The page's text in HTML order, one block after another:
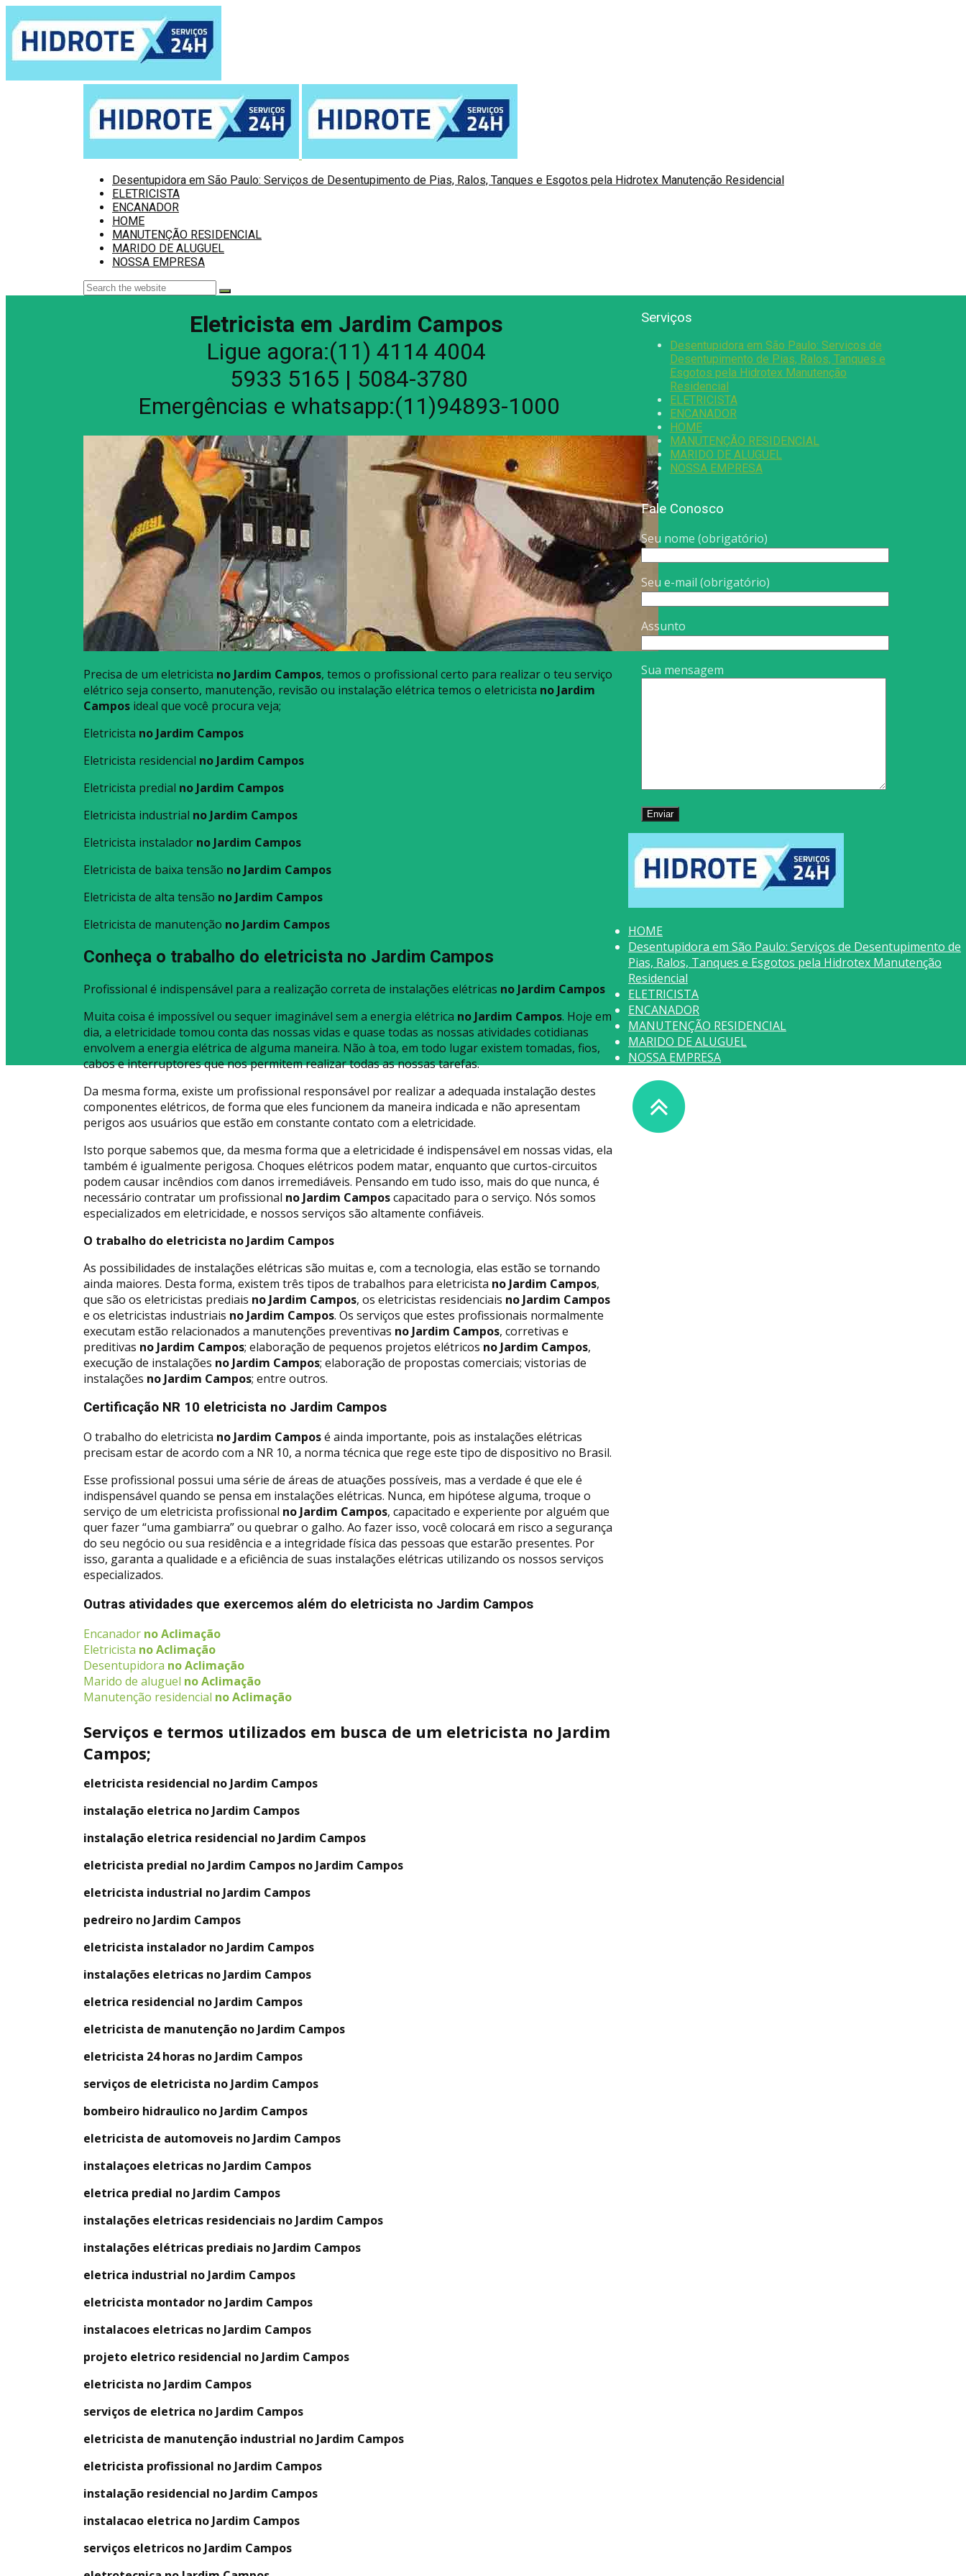
Desentupidora em São Paulo: Serviços de Desentupimento de Pias, Ralos, Tanques e Esgotos pela Hidrotex Manutenção Residencial
ELETRICISTA
ENCANADOR
HOME
MANUTENÇÃO RESIDENCIAL
MARIDO DE ALUGUEL
NOSSA EMPRESA
Eletricista em Jardim Campos
Ligue agora:(11) 4114 4004
5933 5165 | 5084-3780
Emergências e whatsapp:(11)94893-1000
Precisa de um eletricista no Jardim Campos, temos o profissional certo para realizar o teu serviço
elétrico seja conserto, manutenção, revisão ou instalação elétrica temos o eletricista no Jardim
Campos ideal que você procura veja;
Eletricista no Jardim Campos
Eletricista residencial no Jardim Campos
Eletricista predial no Jardim Campos
Eletricista industrial no Jardim Campos
Eletricista instalador no Jardim Campos
Eletricista de baixa tensão no Jardim Campos
Eletricista de alta tensão no Jardim Campos
Eletricista de manutenção no Jardim Campos
Conheça o trabalho do eletricista no Jardim Campos
Profissional é indispensável para a realização correta de instalações elétricas no Jardim Campos
Muita coisa é impossível ou sequer imaginável sem a energia elétrica no Jardim Campos. Hoje em
dia, a eletricidade tomou conta das nossas vidas e quase todas as nossas atividades cotidianas
envolvem a energia elétrica de alguma maneira. Não à toa, em todo lugar existem tomadas, fios,
cabos e interruptores que nos permitem realizar todas as nossas tarefas.
Da mesma forma, existe um profissional responsável por realizar a adequada instalação destes
componentes elétricos, de forma que eles funcionem da maneira indicada e não apresentam
perigos aos usuários que estão em constante contato com a eletricidade.
Isto porque sabemos que, da mesma forma que a eletricidade é indispensável em nossas vidas, ela
também é igualmente perigosa. Choques elétricos podem matar, enquanto que curtos-circuitos
podem causar incêndios com danos irremediáveis. Pensando em tudo isso, mais do que nunca, é
necessário contratar um profissional no Jardim Camposcapacitado para o serviço. Nós somos
especializados em eletricidade, e nossos serviços são altamente confiáveis.
O trabalho do eletricista no Jardim Campos
As possibilidades de instalações elétricas são muitas e, com a tecnologia, elas estão se tornando
ainda maiores. Desta forma, existem três tipos de trabalhos para eletricista no Jardim Campos,
que são os eletricistas prediais no Jardim Campos, os eletricistas residenciais no Jardim Campos
e os eletricistas industriais no Jardim Campos. Os serviços que estes profissionais normalmente
executam estão relacionados a manutenções preventivas no Jardim Campos, corretivas e
preditivas no Jardim Campos; elaboração de pequenos projetos elétricos no Jardim Campos,
execução de instalações no Jardim Campos; elaboração de propostas comerciais; vistorias de
instalações no Jardim Campos; entre outros.
Certificação NR 10 eletricista no Jardim Campos
O trabalho do eletricista no Jardim Camposé ainda importante, pois as instalações elétricas
precisam estar de acordo com a NR 10, a norma técnica que rege este tipo de dispositivo no Brasil.
Esse profissional possui uma série de áreas de atuações possíveis, mas a verdade é que ele é
indispensável quando se pensa em instalações elétricas. Nunca, em hipótese alguma, troque o
serviço de um eletricista profissional no Jardim Campos, capacitado e experiente por alguém que
quer fazer “uma gambiarra” ou quebrar o galho. Ao fazer isso, você colocará em risco a segurança
do seu negócio ou sua residência e a integridade física das pessoas que estarão presentes. Por
isso, garanta a qualidade e a eficiência de suas instalações elétricas utilizando os nossos serviços
especializados.
Outras atividades que exercemos além do eletricista no Jardim Campos
Encanador no Aclimação
Eletricista no Aclimação
Desentupidora no Aclimação
Marido de aluguel no Aclimação
Manutenção residencial no Aclimação
Serviços e termos utilizados em busca de um eletricista no Jardim
Campos;
eletricista residencial no Jardim Campos
instalação eletrica no Jardim Campos
instalação eletrica residencial no Jardim Campos
eletricista predial no Jardim Campos no Jardim Campos
eletricista industrial no Jardim Campos
pedreiro no Jardim Campos
eletricista instalador no Jardim Campos
instalações eletricas no Jardim Campos
eletrica residencial no Jardim Campos
eletricista de manutenção no Jardim Campos
eletricista 24 horas no Jardim Campos
serviços de eletricista no Jardim Campos
bombeiro hidraulico no Jardim Campos
eletricista de automoveis no Jardim Campos
instalaçoes eletricas no Jardim Campos
eletrica predial no Jardim Campos
instalações eletricas residenciais no Jardim Campos
instalações elétricas prediais no Jardim Campos
eletrica industrial no Jardim Campos
eletricista montador no Jardim Campos
instalacoes eletricas no Jardim Campos
projeto eletrico residencial no Jardim Campos
eletricista no Jardim Campos
serviços de eletrica no Jardim Campos
eletricista de manutenção industrial no Jardim Campos
eletricista profissional no Jardim Campos
instalação residencial no Jardim Campos
instalacao eletrica no Jardim Campos
serviços eletricos no Jardim Campos
Serviços
Desentupidora em São Paulo: Serviços de
Desentupimento de Pias, Ralos, Tanques e
Esgotos pela Hidrotex Manutenção
Residencial
ELETRICISTA
ENCANADOR
HOME
MANUTENÇÃO RESIDENCIAL
MARIDO DE ALUGUEL
NOSSA EMPRESA
Fale Conosco
Seu nome (obrigatório)
Seu e-mail (obrigatório)
Assunto
Sua mensagem
HOME
Desentupidora em São Paulo: Serviços de Desentupimento de
Pias, Ralos, Tanques e Esgotos pela Hidrotex Manutenção
Residencial
ELETRICISTA
ENCANADOR
MANUTENÇÃO RESIDENCIAL
MARIDO DE ALUGUEL
NOSSA EMPRESA